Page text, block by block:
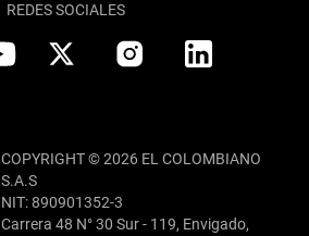
REDES SOCIALES
COPYRIGHT © 2026 EL COLOMBIANO
S.A.S
NIT: 890901352-3
Carrera 48 N° 30 Sur - 119, Envigado,